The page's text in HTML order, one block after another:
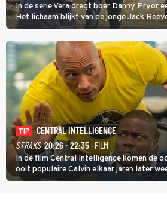
In de serie Vera dregt boer Danny Pryor
Het lichaam blijkt van de jonge Jack
homoseksuele woonwagenbewoner had
en verliet het kamp met slaande ruzie.
TIP
CENTRAL INTELLIGENCE
STRAKS 20:26 - 22:35· FILM
In de film Central Intelligence komen de
ooit populaire Calvin elkaar jaren later
inmiddels supergespierd en werkzaam